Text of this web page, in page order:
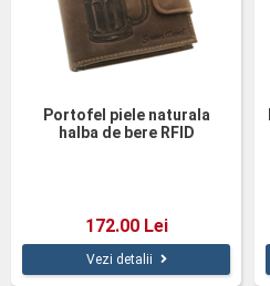
Portofel piele naturala
halba de bere RFID
172.00 Lei
Vezi detalii